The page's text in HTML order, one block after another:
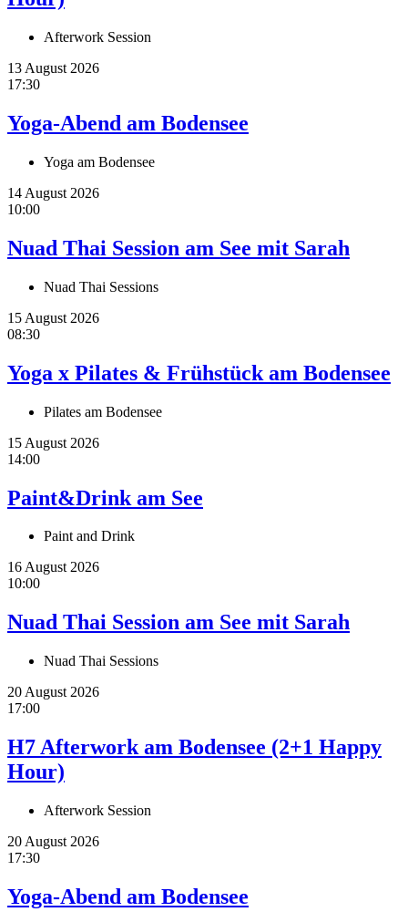
Afterwork Session
13 August 2026
17:30
Yoga-Abend am Bodensee
Yoga am Bodensee
14 August 2026
10:00
Nuad Thai Session am See mit Sarah
Nuad Thai Sessions
15 August 2026
08:30
Yoga x Pilates & Frühstück am Bodensee
Pilates am Bodensee
15 August 2026
14:00
Paint&Drink am See
Paint and Drink
16 August 2026
10:00
Nuad Thai Session am See mit Sarah
Nuad Thai Sessions
20 August 2026
17:00
H7 Afterwork am Bodensee (2+1 Happy
Hour)
Afterwork Session
20 August 2026
17:30
Yoga-Abend am Bodensee